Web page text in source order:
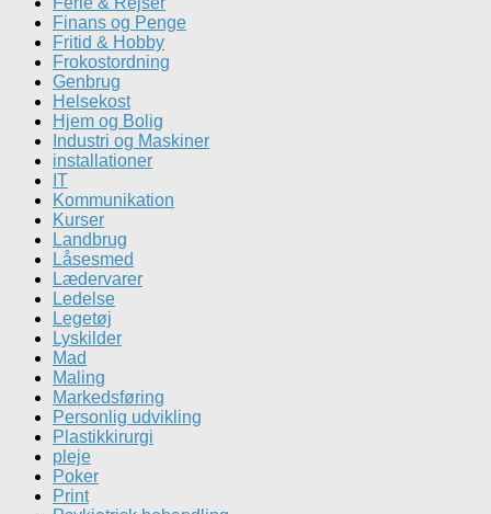
Finans og Penge
Fritid & Hobby
Frokostordning
Genbrug
Helsekost
Hjem og Bolig
Industri og Maskiner
installationer
IT
Kommunikation
Kurser
Landbrug
Låsesmed
Lædervarer
Ledelse
Legetøj
Lyskilder
Mad
Maling
Markedsføring
Personlig udvikling
Plastikkirurgi
pleje
Poker
Print